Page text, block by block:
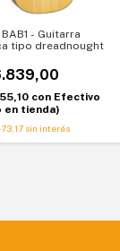
- Guitarra
tipo dreadnought
con Efectivo
en tienda)
sin interés